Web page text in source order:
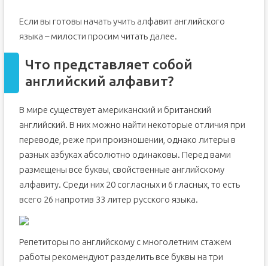
Если вы готовы начать учить алфавит английского
языка – милости просим читать далее.
Что представляет собой
английский алфавит?
В мире существует американский и британский
английский. В них можно найти некоторые отличия при
переводе, реже при произношении, однако литеры в
разных азбуках абсолютно одинаковы. Перед вами
размещены все буквы, свойственные английскому
алфавиту. Среди них 20 согласных и 6 гласных, то есть
всего 26 напротив 33 литер русского языка.
Репетиторы по английскому с многолетним стажем
работы рекомендуют разделить все буквы на три